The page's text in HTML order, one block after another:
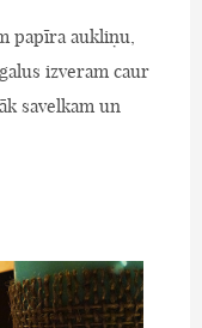
papīra aukliņu,
izveram caur
savelkam un